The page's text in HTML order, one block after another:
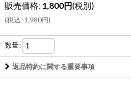
販売価格:1,800円(税別)
(税込: 1,980円)
数量:
返品特約に関する重要事項